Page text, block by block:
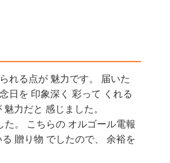
れる点が 魅力です。 届いた
日を 印象深く 彩って くれる
力だと 感じました。
。 こちらの オルゴール電報
贈り物 でしたので、 余裕を